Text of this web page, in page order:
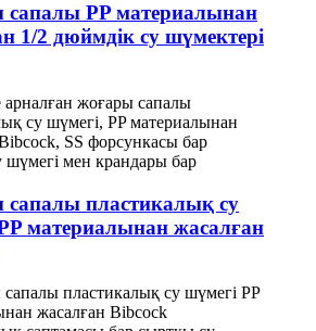
PP материалынан
1/2 дюймдік су шүмектері
пластикалық су
материалынан жасалған